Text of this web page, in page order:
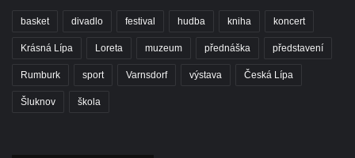
basket divadlo festival hudba kniha koncert
Krásná Lípa Loreta muzeum přednáška představení
Rumburk sport Varnsdorf výstava Česká Lípa
Šluknov škola